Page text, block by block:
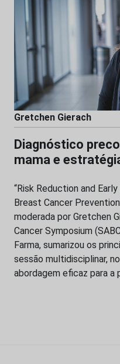
Gretchen Gierach
Diagnóstico
mama e
“Risk Reduction and
Breast Cancer
moderada por Gretchen
Cancer Symposium
Farma, sumarizou os
sessão multidisciplinar,
abordagem eficaz para a